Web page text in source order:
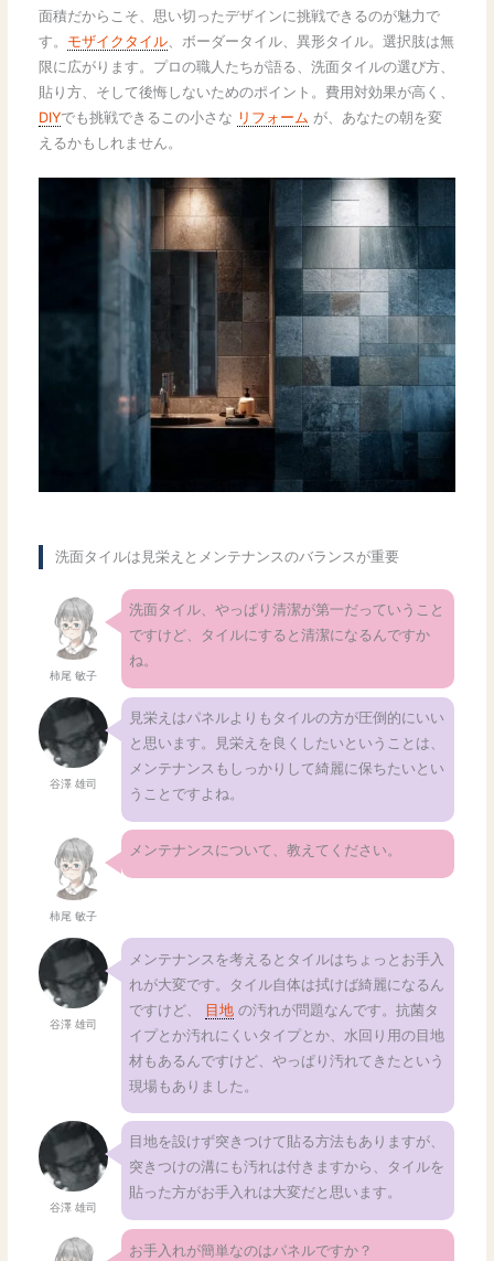
面積だからこそ、思い切ったデザインに挑戦できるのが魅力で
す。 モザイクタイル、ボーダータイル、異形タイル。選択肢は無
限に広がります。プロの職人たちが語る、洗面タイルの選び方、
貼り方、そして後悔しないためのポイント。費用対効果が高く、
DIYでも挑戦できるこの小さな リフォーム が、あなたの朝を変
えるかもしれません。
洗面タイルは見栄えとメンテナンスのバランスが重要
柿尾 敏子
洗面タイル、やっぱり清潔が第一だっていうこと
ですけど、タイルにすると清潔になるんですか
ね。
谷澤 雄司
見栄えはパネルよりもタイルの方が圧倒的にいい
と思います。見栄えを良くしたいということは、
メンテナンスもしっかりして綺麗に保ちたいとい
うことですよね。
柿尾 敏子
メンテナンスについて、教えてください。
谷澤 雄司
メンテナンスを考えるとタイルはちょっとお手入
れが大変です。タイル自体は拭けば綺麗になるん
ですけど、 目地 の汚れが問題なんです。抗菌タ
イプとか汚れにくいタイプとか、水回り用の目地
材もあるんですけど、やっぱり汚れてきたという
現場もありました。
谷澤 雄司
目地を設けず突きつけて貼る方法もありますが、
突きつけの溝にも汚れは付きますから、タイルを
貼った方がお手入れは大変だと思います。
お手入れが簡単なのはパネルですか？